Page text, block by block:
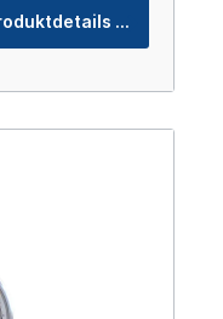
Produktdetails